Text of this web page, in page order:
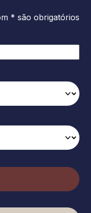
* são obrigatórios